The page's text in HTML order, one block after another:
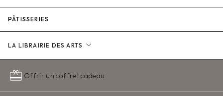
PÂTISSERIES
LA LIBRAIRIE DES ARTS expand_more
redeem Offrir un coffret cadeau